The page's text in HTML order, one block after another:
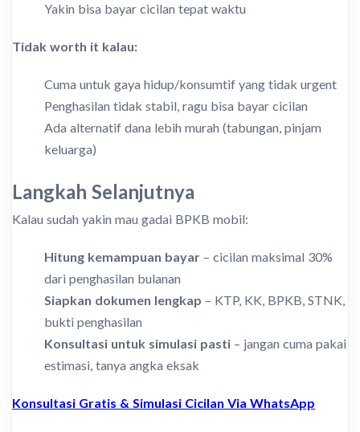
Yakin bisa bayar cicilan tepat waktu
Tidak worth it kalau:
Cuma untuk gaya hidup/konsumtif yang tidak urgent
Penghasilan tidak stabil, ragu bisa bayar cicilan
Ada alternatif dana lebih murah (tabungan, pinjam
keluarga)
Langkah Selanjutnya
Kalau sudah yakin mau gadai BPKB mobil:
Hitung kemampuan bayar – cicilan maksimal 30%
dari penghasilan bulanan
Siapkan dokumen lengkap – KTP, KK, BPKB, STNK,
bukti penghasilan
Konsultasi untuk simulasi pasti – jangan cuma pakai
estimasi, tanya angka eksak
Konsultasi Gratis & Simulasi Cicilan Via WhatsApp